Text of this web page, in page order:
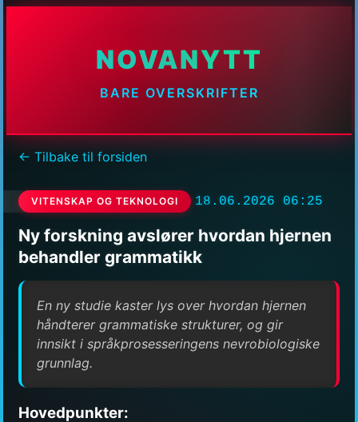
NOVANYTT
BARE OVERSKRIFTER
← Tilbake til forsiden
VITENSKAP OG TEKNOLOGI 18.06.2026 06:25
Ny forskning avslører hvordan hjernen
behandler grammatikk
En ny studie kaster lys over hvordan hjernen
håndterer grammatiske strukturer, og gir
innsikt i språkprosesseringens nevrobiologiske
grunnlag.
Hovedpunkter: